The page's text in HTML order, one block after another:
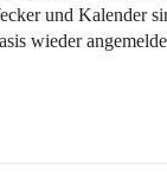
und Kalender
wieder